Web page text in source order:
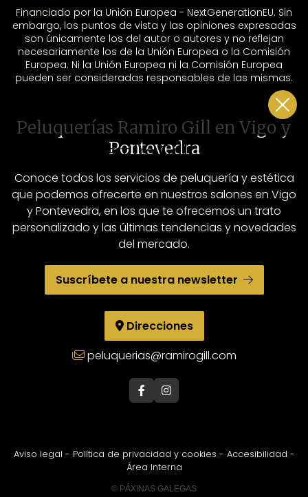
Financiado por la Unión Europea - NextGenerationEU. Sin
embargo, los puntos de vista y las opiniones expresadas
son únicamente los del autor o autores y no reflejan
necesariamente los de la Unión Europea o la Comisión
Europea. Ni la Unión Europea ni la Comisión Europea
pueden ser consideradas responsables de las mismas.
Salones Ramiro Gill
Rúa de Urzáiz, 96 - 36204 Vigo (Pontevedra)
-986 090 390
Avda. Gran vía, 5 – Entl. - 36204 Vigo
(Pontevedra) -986 422 455
(Pontevedra) -
Rúa Venezuela, 17 - 36203 Vigo (Pontevedra)
986 020 808
Avda. Ramón Nieto, 167 - 36205 Vigo
(Pontevedra) -886 123 976
Rúa Cruz Gallastegui, 3, Bajo - 36001
986 101 410
Peluquerías Ramiro Gill en Vigo y
Pontevedra
Conoce todos los servicios de peluquería y estética
que podemos ofrecerte en nuestros salones en Vigo
y Pontevedra, en los que te ofrecemos un trato
personalizado y las últimas tendencias y novedades
del mercado.
Suscríbete a nuestra newsletter
Direcciones
peluquerias@ramirogill.com
Aviso legal - Política de privacidad y cookies - Accesibilidad -
Área Interna
© PÁXINAS GALEGAS